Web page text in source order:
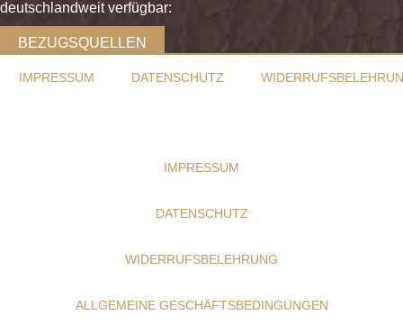
deutschlandweit verfügbar:
BEZUGSQUELLEN
IMPRESSUM DATENSCHUTZ
IMPRESSUM
DATENSCHUTZ
WIDERRUFSBELEHRUNG
ALLGEMEINE GESCHÄFTSBEDINGUNGEN